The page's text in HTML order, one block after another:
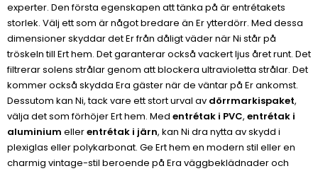
experter. Den första egenskapen att tänka på är entrétakets
storlek. Välj ett som är något bredare än Er ytterdörr. Med dessa
dimensioner skyddar det Er från dåligt väder när Ni står på
tröskeln till Ert hem. Det garanterar också vackert ljus året runt. Det
filtrerar solens strålar genom att blockera ultravioletta strålar. Det
kommer också skydda Era gäster när de väntar på Er ankomst.
Dessutom kan Ni, tack vare ett stort urval av dörrmarkispaket,
välja det som förhöjer Ert hem. Med entrétak i PVC, entrétak i
aluminium ellerentrétak i järn, kan Ni dra nytta av skydd i
plexiglas eller polykarbonat. Ge Ert hem en modern stil eller en
charmig vintage-stil beroende på Era väggbeklädnader och